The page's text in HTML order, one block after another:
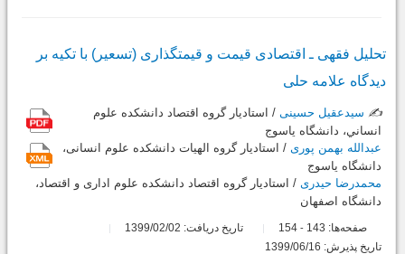
تحلیل فقهی ـ اقتصادی قیمت و قیمت‎گذاری (تسعیر) با تکیه بر
دیدگاه علامه حلی
✍️ سیدعقیل حسینی / استادیار گروه اقتصاد دانشکده علوم
انساني، دانشگاه ياسوج
عبدالله بهمن پوری / استادیار گروه الهیات دانشکده علوم انسانی،
دانشگاه یاسوج
محمدرضا حیدری / استادیار گروه اقتصاد دانشکده علوم اداری و اقتصاد،
دانشگاه اصفهان
صفحه‌ها: 143
-
تاریخ دریافت: 1399/02/02
تاریخ پذیرش: 1399/06/16